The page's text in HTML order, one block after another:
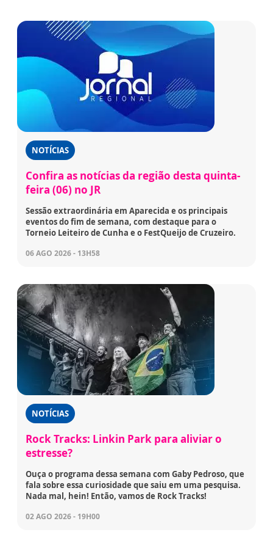
NOTÍCIAS
Confira as notícias da região desta quinta-
feira (06) no JR
Sessão extraordinária em Aparecida e os principais
eventos do fim de semana, com destaque para o
Torneio Leiteiro de Cunha e o FestQueijo de Cruzeiro.
06 AGO 2026 - 13H58
NOTÍCIAS
Rock Tracks: Linkin Park para aliviar o
estresse?
Ouça o programa dessa semana com Gaby Pedroso, que
fala sobre essa curiosidade que saiu em uma pesquisa.
Nada mal, hein! Então, vamos de Rock Tracks!
02 AGO 2026 - 19H00